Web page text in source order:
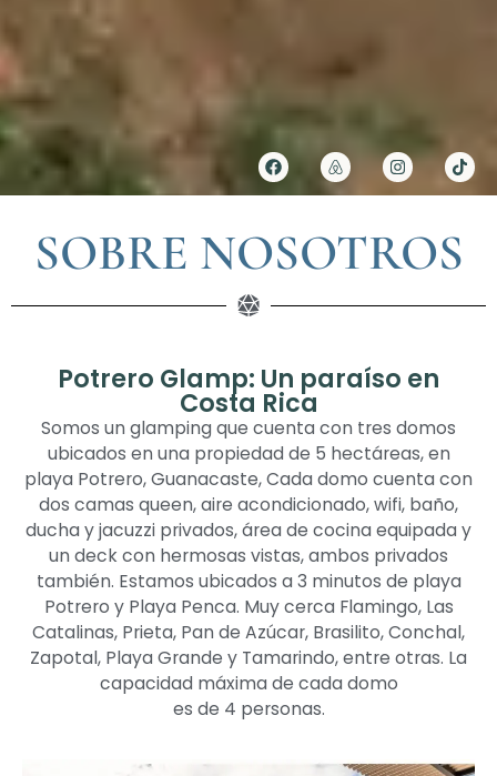
SOBRE NOSOTROS
Potrero Glamp: Un paraíso en
Costa Rica
Somos un glamping que cuenta con tres domos
ubicados en una propiedad de 5 hectáreas, en
playa Potrero, Guanacaste, Cada domo cuenta con
dos camas queen, aire acondicionado, wifi, baño,
ducha y jacuzzi privados, área de cocina equipada y
un deck con hermosas vistas, ambos privados
también. Estamos ubicados a 3 minutos de playa
Potrero y Playa Penca. Muy cerca Flamingo, Las
Catalinas, Prieta, Pan de Azúcar, Brasilito, Conchal,
Zapotal, Playa Grande y Tamarindo, entre otras. La
capacidad máxima de cada domo
es de 4 personas.